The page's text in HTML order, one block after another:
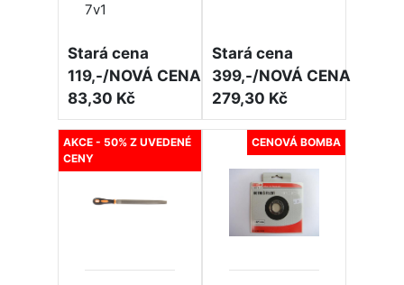
7v1
Stará cena
119,-/NOVÁ CENA
83,30 Kč
Stará cena
399,-/NOVÁ CENA
279,30 Kč
AKCE - 50% Z UVEDENÉ
CENY
CENOVÁ BOMBA